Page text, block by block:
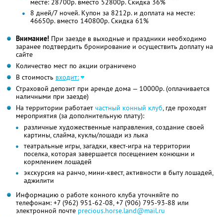
месте: 28700р. вместо 52800р. Скидка 36%
8 дней/7 ночей. Купон за 8212р. и доплата на месте:
46650р. вместо 140800р. Скидка 61%
Внимание! При заезде в выходные и праздники необходимо
заранее подтвердить бронирование и осуществить доплату на
сайте
Количество мест по акции ограничено
В стоимость входит:
Страховой депозит при аренде дома — 10000р. (оплачивается
наличными при заезде)
На территории работает частный конный клуб, где проходят
мероприятия (за дополнительную плату):
различные художественные направления, создание своей
картины, слайма, куклы/лошади из лыка
театральные игры, загадки, квест-игра на территории
поселка, которая завершается посещением конюшни и
кормлением лошадей
экскурсия на ранчо, мини-квест, активности в быту лошадей,
аджилити
Информацию о работе конного клуба уточняйте по
телефонам: +7 (962) 951-62-08, +7 (906) 795-93-88 или
электронной почте precious.horse.land@mail.ru